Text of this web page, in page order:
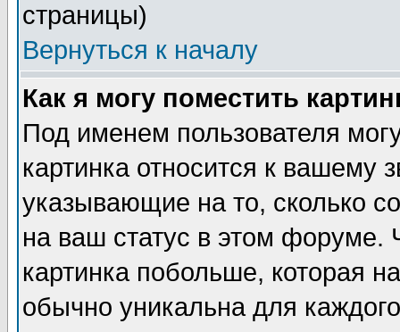
страницы)
Вернуться к началу
Как я могу поместить
Под именем пользователя
картинка относится к вашему
указывающие на то, сколько
на ваш статус в этом форуме.
картинка побольше, которая
обычно уникальна для